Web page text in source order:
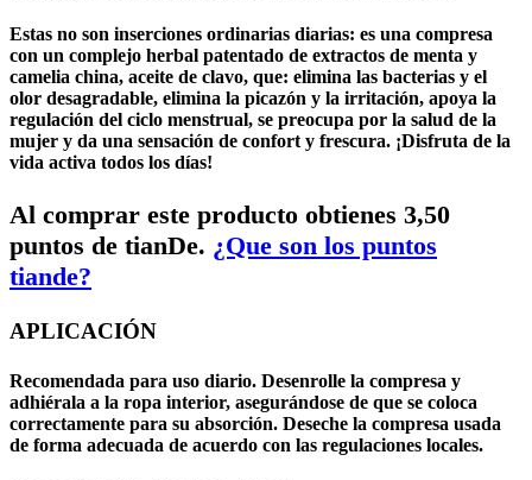
Estas no son inserciones ordinarias diarias: es una compresa
con un complejo herbal patentado de extractos de menta y
camelia china, aceite de clavo, que: elimina las bacterias y el
olor desagradable, elimina la picazón y la irritación, apoya la
regulación del ciclo menstrual, se preocupa por la salud de la
mujer y da una sensación de confort y frescura. ¡Disfruta de la
vida activa todos los días!
Al comprar este producto obtienes 3,50
puntos de tianDe. ¿Que son los puntos
tiande?
APLICACIÓN
Recomendada para uso diario. Desenrolle la compresa y
adhiérala a la ropa interior, asegurándose de que se coloca
correctamente para su absorción. Deseche la compresa usada
de forma adecuada de acuerdo con las regulaciones locales.